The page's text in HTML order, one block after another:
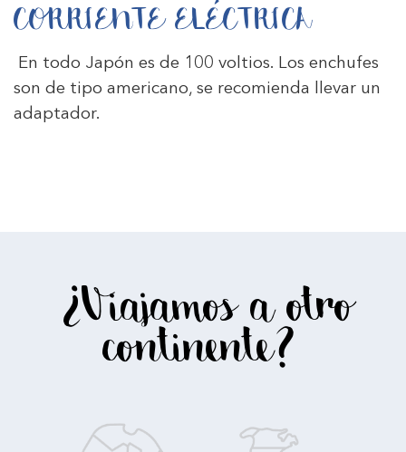
CORRIENTE ELÉCTRICA
En todo Japón es de 100 voltios. Los enchufes
son de tipo americano, se recomienda llevar un
adaptador.
¿Viajamos a otro
continente?